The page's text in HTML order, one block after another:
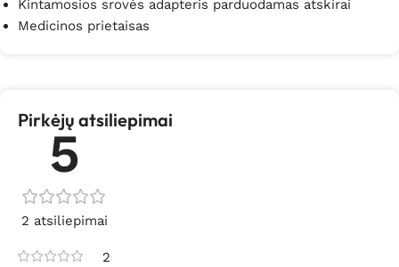
Kintamosios srovės adapteris parduodamas atskirai
Medicinos prietaisas
Pirkėjų atsiliepimai
5
2 atsiliepimai
2